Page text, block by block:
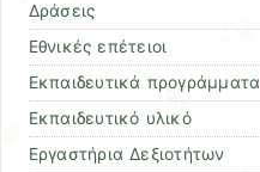
Δράσεις
Εθνικές επέτειοι
Εκπαιδευτικά προγράμματα
Εκπαιδευτικό υλικό
Εργαστήρια Δεξιοτήτων